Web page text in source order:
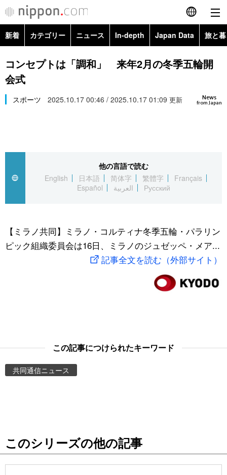
English
简体字
Русский
カテゴリー
経済・ビジネス
国際
文化
トップ
アーカイブ
In-depth
Japan Data
動画/Live
お知らせ
新着 カテゴリー ニュース In-depth Japan Data 旅と
政治・外交
経済・ビジネス
スポーツ・東京2020
Topics
コンセプトは「調和」 来年2月の冬季五輪開
会式
News
from Japan
スポーツ 2025.10.17 00:46 / 2025.10.17 01:09 更新
他の言語で読む
English
日本語 简体字 繁體字
Français
Español
العربية Русский
【ミラノ共同】ミラノ・コルティナ冬季五輪・パラリン
ピック組織委員会は16日、ミラノのジュゼッペ・メア...
記事全文を読む（外部サイト）
この記事につけられたキーワード
共同通信ニュース
このシリーズの他の記事